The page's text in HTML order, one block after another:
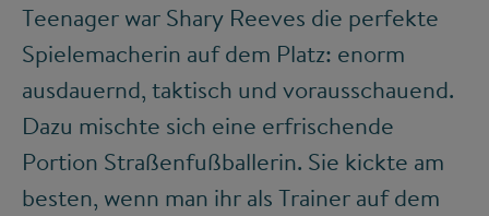
Teenager war Shary Reeves die perfekte
Spielemacherin auf dem Platz: enorm
ausdauernd, taktisch und vorausschauend.
Dazu mischte sich eine erfrischende
Portion Straßenfußballerin. Sie kickte am
besten, wenn man ihr als Trainer auf dem